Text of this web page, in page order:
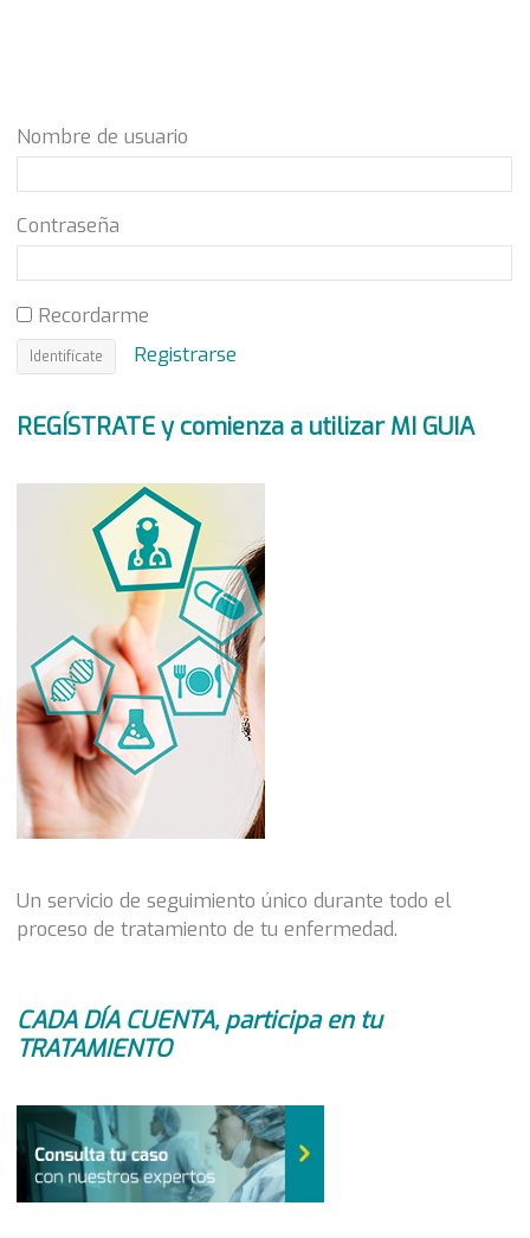
Nombre de usuario
Contraseña
Recordarme
Registrarse
REGÍSTRATE y comienza a utilizar MI GUIA
Un servicio de seguimiento único durante todo el
proceso de tratamiento de tu enfermedad.
CADA DÍA CUENTA, participa en tu
TRATAMIENTO